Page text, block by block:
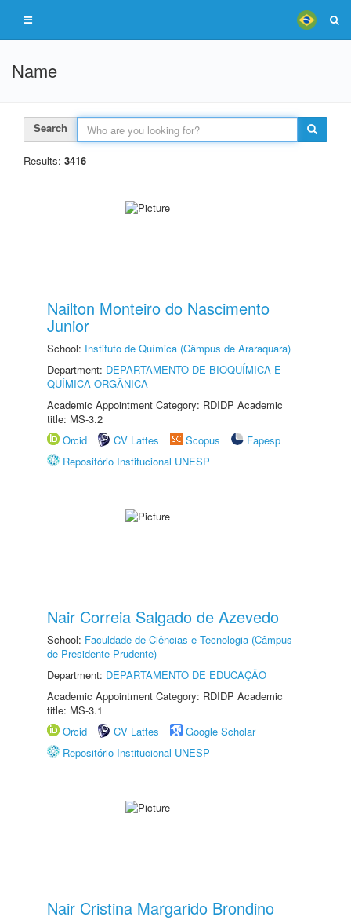
Name
Search
Results: 3416
Nailton Monteiro do Nascimento
Junior
School: Instituto de Química (Câmpus de Araraquara)
Department: DEPARTAMENTO DE BIOQUÍMICA E
QUÍMICA ORGÂNICA
Academic Appointment Category: RDIDP Academic
title: MS-3.2
Orcid
CV Lattes Scopus
Fapesp
Repositório Institucional UNESP
Nair Correia Salgado de Azevedo
School: Faculdade de Ciências e Tecnologia (Câmpus
de Presidente Prudente)
Department: DEPARTAMENTO DE EDUCAÇÃO
Academic Appointment Category: RDIDP Academic
title: MS-3.1
Orcid
CV Lattes
Google Scholar
Repositório Institucional UNESP
Nair Cristina Margarido Brondino